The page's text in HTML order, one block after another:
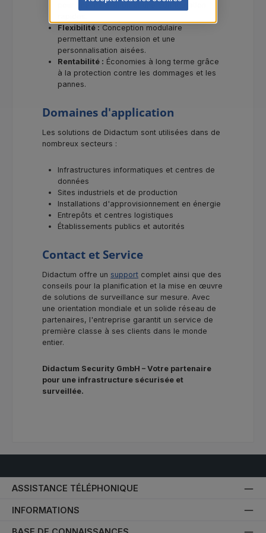
pour une installation et une configuration
Flexibilité : Conception modulaire
permettant une extension et une
personnalisation aisées.
Rentabilité : Économies à long terme grâce
à la protection contre les dommages et les
pannes.
Domaines d'application
Les solutions de Didactum sont utilisées dans de
nombreux secteurs :
Infrastructures informatiques et centres de
données
Sites industriels et de production
Installations d'approvisionnement en énergie
Entrepôts et centres logistiques
Établissements publics et autorités
Contact et Service
Didactum offre un support complet ainsi que des
conseils pour la planification et la mise en œuvre
de solutions de surveillance sur mesure. Avec
une orientation mondiale et un solide réseau de
partenaires, l'entreprise garantit un service de
première classe à ses clients dans le monde
entier.
Didactum Security GmbH – Votre partenaire
pour une infrastructure sécurisée et
surveillée.
ASSISTANCE TÉLÉPHONIQUE
INFORMATIONS